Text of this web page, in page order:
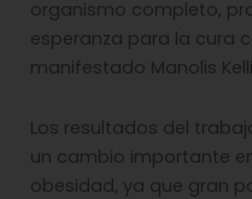
organismo completo,
esperanza para la cura
manifestado Manolis
Los resultados del
un cambio importante
obesidad, ya que gran